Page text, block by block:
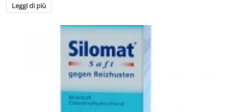
Leggi di più